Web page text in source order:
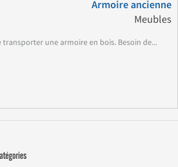
Armoire ancienne
Meubles
transporter une armoire en bois. Besoin de...